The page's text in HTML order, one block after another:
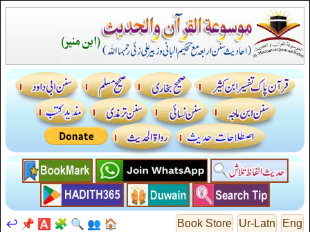
Eng
Ur-Latn
Book Store
🏠
👥
🔍
🧩
🅰️
📌
↩️